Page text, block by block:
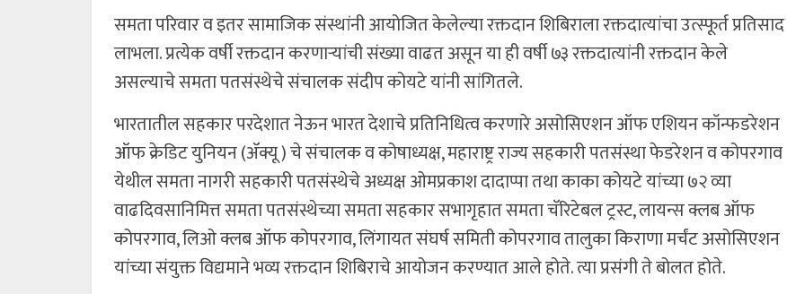
समता परिवार व इतर सामाजिक संस्थांनी आयोजित केलेल्या रक्तदान शिबिराला रक्तदात्यांचा उत्स्फूर्त प्रतिसाद
लाभला. प्रत्येक वर्षी रक्तदान करणाऱ्यांची संख्या वाढत असून या ही वर्षी ७३ रक्तदात्यांनी रक्तदान केले
असल्याचे समता पतसंस्थेचे संचालक संदीप कोयटे यांनी सांगितले.
भारतातील सहकार परदेशात नेऊन भारत देशाचे प्रतिनिधित्व करणारे असोसिएशन ऑफ एशियन कॉन्फडरेशन
ऑफ क्रेडिट युनियन (ॲक्यू ) चे संचालक व कोषाध्यक्ष, महाराष्ट्र राज्य सहकारी पतसंस्था फेडरेशन व कोपरगाव
येथील समता नागरी सहकारी पतसंस्थेचे अध्यक्ष ओमप्रकाश दादाप्पा तथा काका कोयटे यांच्या ७२ व्या
वाढदिवसानिमित्त समता पतसंस्थेच्या समता सहकार सभागृहात समता चॅरिटेबल ट्रस्ट, लायन्स क्लब ऑफ
कोपरगाव, लिओ क्लब ऑफ कोपरगाव, लिंगायत संघर्ष समिती कोपरगाव तालुका किराणा मर्चंट असोसिएशन
यांच्या संयुक्त विद्यमाने भव्य रक्तदान शिबिराचे आयोजन करण्यात आले होते. त्या प्रसंगी ते बोलत होते.